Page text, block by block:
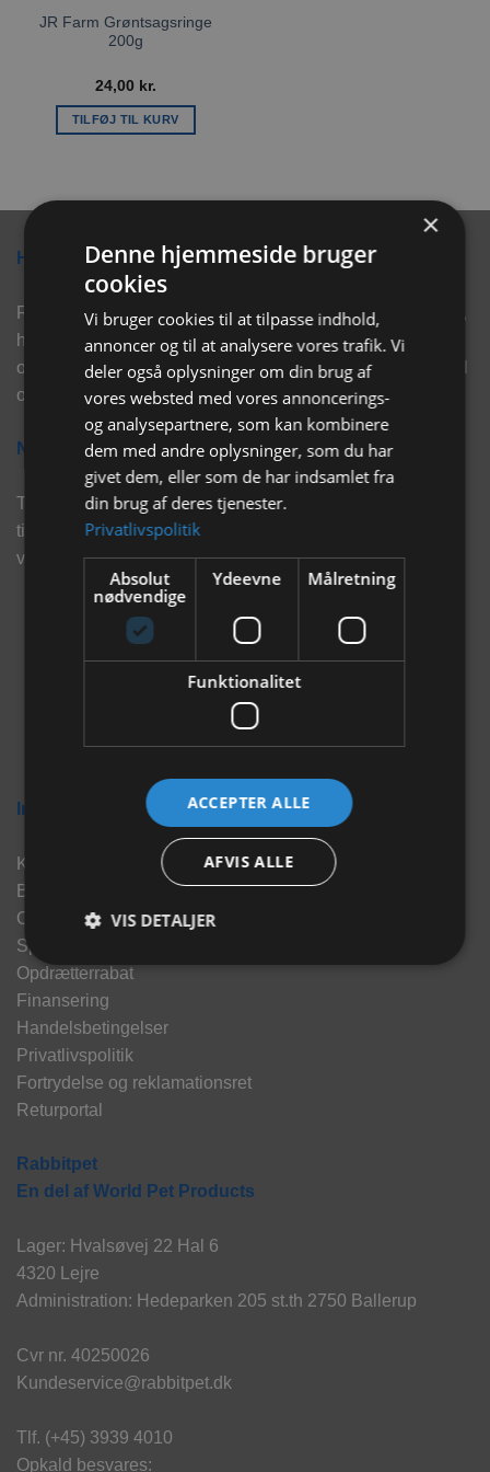
JR Farm Grøntsagsringe
200g
24,00 kr.
TILFØJ TIL KURV
Hvorfor vælge Rabbitpet?
Rabbitpet sælger ikke kun kvalitetsprodukter såsom, foder,
hø, aktivering, strøelse mm. til vores kunder. Vi hjælper
også med rådgivning, så tøv ikke med at skrive eller ring til
os for hjælp..
Nyhedsbrev
Tilmeld dig vores nyhedsbrev og eksklusive tilbud og få
tilbud på mail før andre gør. Vi vil holde dig opdateret med
vores seneste information, produkter og tilbud.
Information
Kontakt
Brand
Om os
Sponsorater
Opdrætterrabat
Finansering
Handelsbetingelser
Privatlivspolitik
Fortrydelse og reklamationsret
Returportal
Rabbitpet
En del af World Pet Products
Lager: Hvalsøvej 22 Hal 6
4320 Lejre
Administration: Hedeparken 205 st.th 2750 Ballerup
Cvr nr. 40250026
Kundeservice@rabbitpet.dk
Tlf. (+45) 3939 4010
Opkald besvares:
×
Denne hjemmeside bruger
cookies
Vi bruger cookies til at tilpasse indhold,
annoncer og til at analysere vores trafik. Vi
deler også oplysninger om din brug af
vores websted med vores annoncerings-
og analysepartnere, som kan kombinere
dem med andre oplysninger, som du har
givet dem, eller som de har indsamlet fra
din brug af deres tjenester.
Privatlivspolitik
Absolut
nødvendige
Ydeevne Målretning
Funktionalitet
ACCEPTER ALLE
AFVIS ALLE
VIS DETALJER